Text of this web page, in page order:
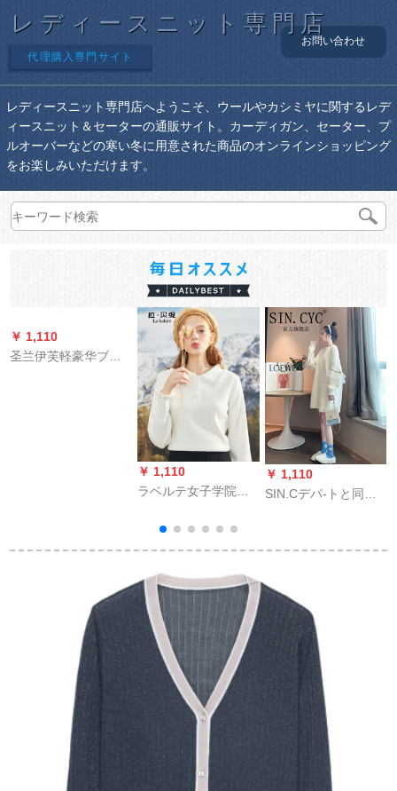
レディースニット専門店
代理購入専門サイト
お問い合わせ
レディースニット専門店へようこそ、ウールやカシミヤに関するレデ
ィースニット＆セーターの通販サイト。カーディガン、セーター、プ
ルオーバーなどの寒い冬に用意された商品のオンラインショッピング
をお楽しみいただけます。
￥ 1,110
圣兰伊芙軽豪华ブロ
￥ 1,110
ラベルテ女子学院
冬很仙的night怠惰风
本ホワイトM
￥ 1,110
SIN.Cデパ-トと同じ
のしゃちとゆかいか